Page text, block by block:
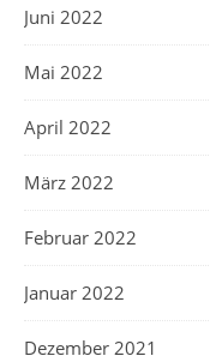
Juni 2022
Mai 2022
April 2022
März 2022
Februar 2022
Januar 2022
Dezember 2021